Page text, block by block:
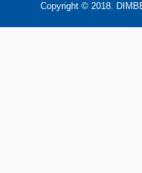
Copyright © 2018.